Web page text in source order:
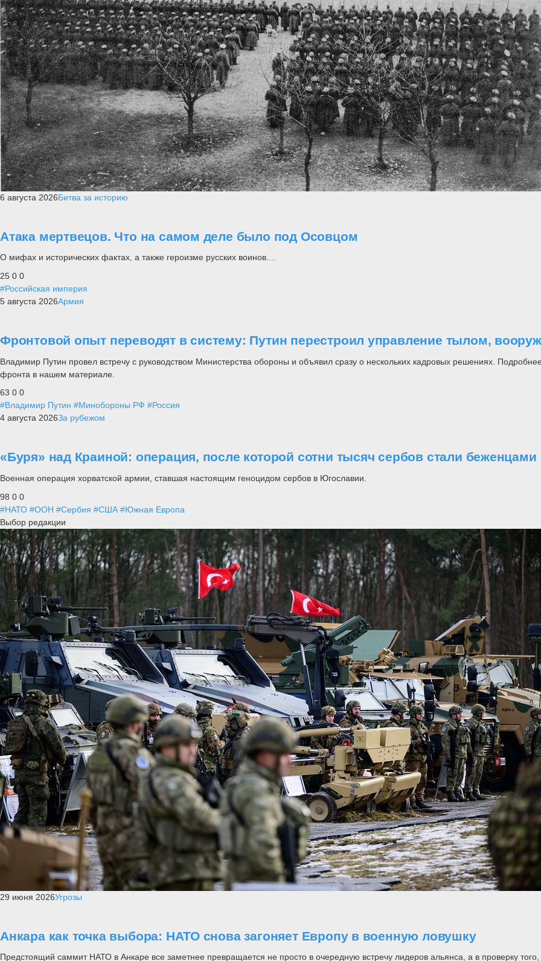
6 августа 2026Битва за историю
Атака мертвецов. Что на самом деле было под Осовцом
О мифах и исторических фактах, а также героизме русских воинов....
25 0 0
#Российская империя
5 августа 2026Армия
Фронтовой опыт переводят в систему: Путин перестроил управление тылом,
Владимир Путин провел встречу с руководством Министерства обороны и объявил сразу о нескольких кадровых решениях.
фронта в нашем материале.
63 0 0
#Владимир Путин #Минобороны РФ #Россия
4 августа 2026За рубежом
«Буря» над Краиной: операция, после которой сотни тысяч сербов стали беженцами
Военная операция хорватской армии, ставшая настоящим геноцидом сербов в Югославии.
98 0 0
#НАТО #ООН #Сербия #США #Южная Европа
Выбор редакции
29 июня 2026Угрозы
Анкара как точка выбора: НАТО снова загоняет Европу в военную ловушку
Предстоящий саммит НАТО в Анкаре все заметнее превращается не просто в очередную встречу лидеров альянса, а в проверку